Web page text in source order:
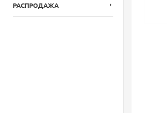
РАСПРОДАЖА